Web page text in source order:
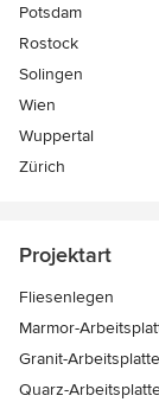
Potsdam
Rostock
Solingen
Wien
Wuppertal
Zürich
Projektart
Fliesenlegen
Marmor-
Granit-
Quarz-